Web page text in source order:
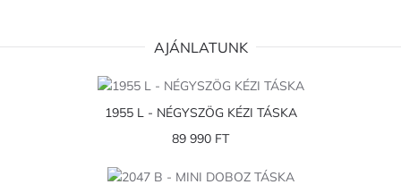
AJÁNLATUNK
1955 L - NÉGYSZÖG KÉZI TÁSKA
89 990 FT